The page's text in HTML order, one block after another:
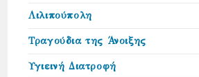
Λιλιπούπολη
Τραγούδια της Άνοιξης
Υγιεινή Διατροφή